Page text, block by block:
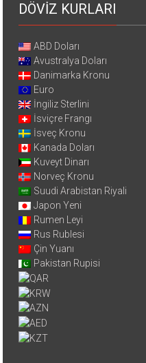
DÖVİZ KURLARI
ABD Doları
Avustralya Doları
Danimarka Kronu
Euro
İngiliz Sterlini
İsviçre Frangı
İsveç Kronu
Kanada Doları
Kuveyt Dinarı
Norveç Kronu
Suudi Arabistan Riyali
Japon Yeni
Rumen Leyi
Rus Rublesi
Çin Yuanı
Pakistan Rupisi